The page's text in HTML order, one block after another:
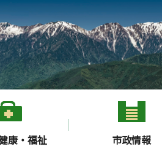
康・福祉 市政情報